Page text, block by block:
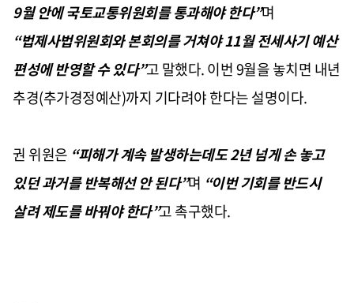
9월 안에 국토교통위원회를 통과해야 한다”며
“법제사법위원회와 본회의를 거쳐야 11월 전세사기 예산
편성에 반영할 수 있다”고 말했다. 이번 9월을 놓치면 내년
추경(추가경정예산)까지 기다려야 한다는 설명이다.
권 위원은 “피해가 계속 발생하는데도 2년 넘게 손 놓고
있던 과거를 반복해선 안 된다”며 “이번 기회를 반드시
살려 제도를 바꿔야 한다”고 촉구했다.